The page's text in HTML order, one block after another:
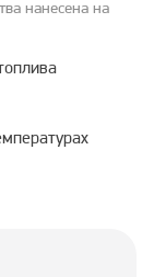
нанесена на